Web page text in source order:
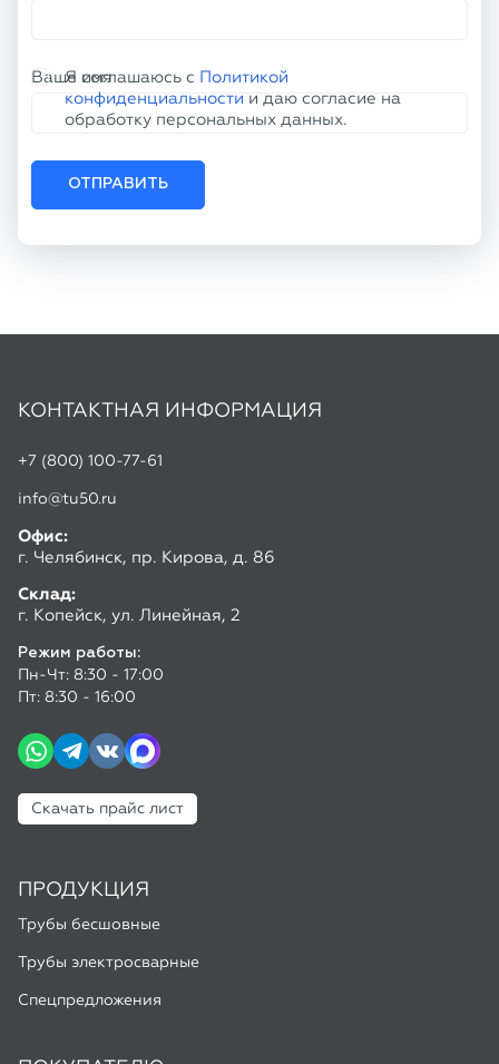
КОНТАКТНАЯ ИНФОРМАЦИЯ
Склад:
Пн-Чт: 8:30 - 17:00
Пт: 8:30 - 16:00
Трубы бесшовные
Трубы электросварные
Спецпредложения
ПОКУПАТЕЛЮ
Доставка и оплата
Калькулятор труб
ГОСТы и ТУ